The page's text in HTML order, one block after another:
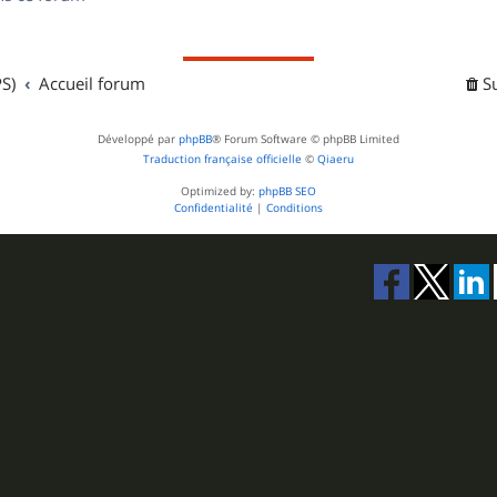
Accueil forum
Développé par phpBB® Forum Software © phpBB Limited
Traduction française officielle © Qiaeru
Optimized by: phpBB SEO
Confidentialité | Conditions